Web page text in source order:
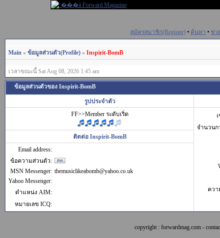
สมัครสมาชิก(Register) • ค้นหา • ช่ว
Main » ข้อมูลส่วนตัว(Profile) » Inspirit-BomB
เวลาขณะนี้ Sat Aug 08, 2026 1:45 am
ข้อมูลส่วนตัวของ Inspirit-BomB
รูปประจำตัว
FF>>Member ระดับเริ่ด
จำนวน
คว
ติดต่อ Inspirit-BomB
Email address:
ข้อความส่วนตัว:
MSN Messenger: themusiclikeabomb@yahoo.co.uk
Yahoo Messenger:
ตำแหน่ง AIM:
หมายเลข ICQ:
copyright : forwardmag.com -